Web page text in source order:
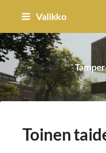
Siirry
sisältöön
Valikko
Toinen